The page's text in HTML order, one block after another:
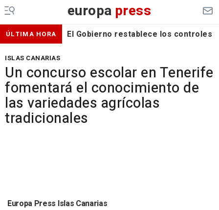
europa press
ÚLTIMA HORA El Gobierno restablece los
ISLAS CANARIAS
Un concurso escolar en Tenerife
fomentará el conocimiento de
las variedades agrícolas
tradicionales
Europa Press Islas Canarias